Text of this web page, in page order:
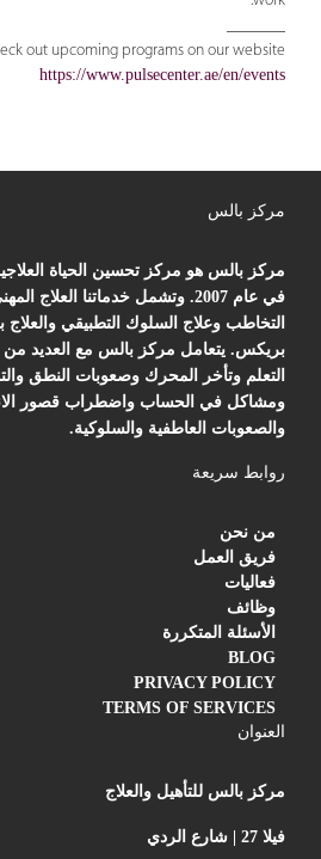
out upcoming programs on our website:
https://www.pulsecenter.ae/en/events
مركز بالس
مركز بالس هو مركز تحسين الحياة
في عام 2007. وتشمل خدماتنا
التخاطب وعلاج السلوك التطبيقي والعلاج
بريكس. يتعامل مركز بالس مع العديد من
التعلم وتأخر المحرك وصعوبات النطق
ومشاكل في الحساب واضطراب قصور
والصعوبات العاطفية والسلوكية.
روابط سريعة
من نحن
فريق العمل
فعاليات
وظائف
الأسئلة المتكررة
BLOG
PRIVACY POLICY
TERMS OF SERVICES
العنوان
مركز بالس للتأهيل والعلاج
فيلا 27 | شارع الردي